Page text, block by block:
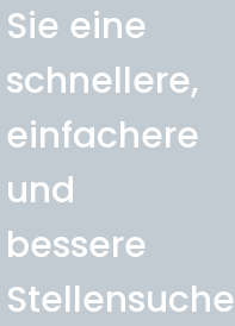
Sie eine
schnellere,
einfachere
und
bessere
Stellensuche